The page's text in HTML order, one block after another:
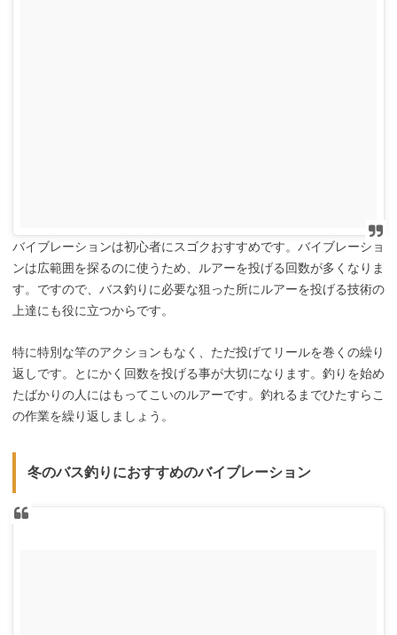
バイブレーションは初心者にスゴクおすすめです。バイブレーショ
ンは広範囲を探るのに使うため、ルアーを投げる回数が多くなりま
す。ですので、バス釣りに必要な狙った所にルアーを投げる技術の
上達にも役に立つからです。
特に特別な竿のアクションもなく、ただ投げてリールを巻くの繰り
返しです。とにかく回数を投げる事が大切になります。釣りを始め
たばかりの人にはもってこいのルアーです。釣れるまでひたすらこ
の作業を繰り返しましょう。
冬のバス釣りにおすすめのバイブレーション